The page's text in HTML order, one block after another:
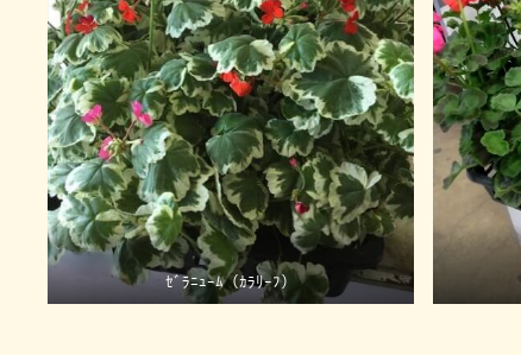
ｾﾞﾗﾆｭｰﾑ（ｶﾗﾘｰﾌ）